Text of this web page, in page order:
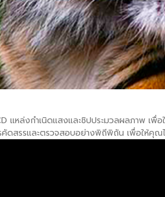
แหล่งกำเนิดแสงและชิปประมวลผลภาพ เ
ดสรรและตรวจสอบอย่างพิถีพิถัน เพื่อให้คุ